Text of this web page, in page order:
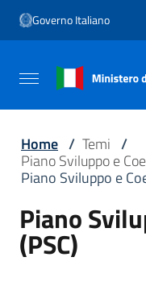
Vai al menu di
Vai al footer
Governo Italiano
Attiva / disattiva la
Home / Temi /
Piano Sviluppo e
Piano Sviluppo e
Piano
(PSC)